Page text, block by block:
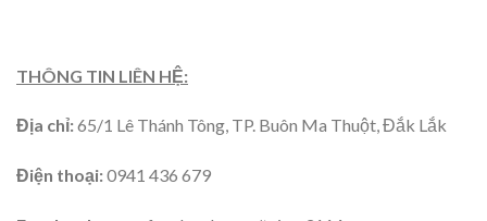
THÔNG TIN LIÊN HỆ:
Địa chỉ:65/1 Lê Thánh Tông, TP. Buôn Ma Thuột, Đắk Lắk
Điện thoại:0941 436 679